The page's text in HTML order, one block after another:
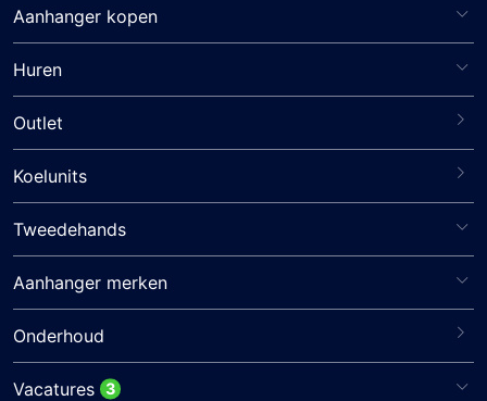
Aanhanger kopen
Huren
Outlet
Koelunits
Tweedehands
Aanhanger merken
Onderhoud
Vacatures 3